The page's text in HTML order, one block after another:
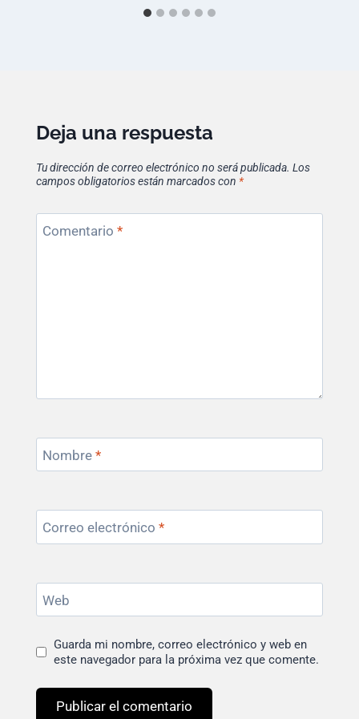
Deja una respuesta
Tu dirección de correo electrónico no será publicada. Los
campos obligatorios están marcados con *
Comentario*
Nombre*
Correo electrónico*
Web
Guarda mi nombre, correo electrónico y web en
este navegador para la próxima vez que comente.